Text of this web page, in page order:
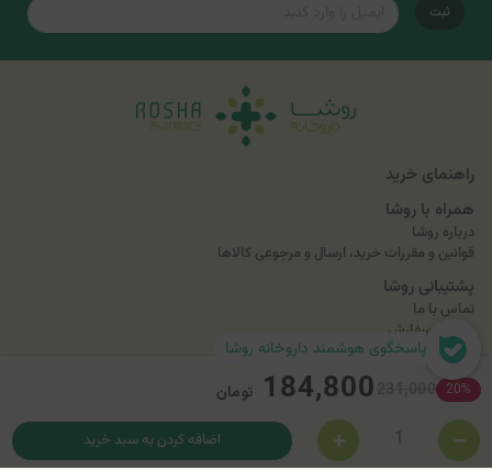
20%
184,800 تومان
اضافه کردن به سبد خرید
ثبت
راهنمای خرید
همراه با روشا
درباره روشا
قوانین و مقررات خرید، ارسال و مرجوعی کالاها
پشتیبانی روشا
تماس با ما
پیگیری سفارش
تلفن تماس و مشاوره آنلاین ۰۲۶۳۴۱۳۴
پاسخگوی هوشمند داروخانه روشا